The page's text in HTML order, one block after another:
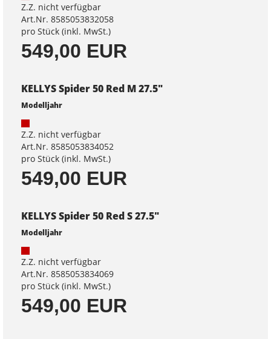
Z.Z. nicht verfügbar
Art.Nr. 8585053832058
pro Stück (inkl. MwSt.)
549,00 EUR
KELLYS Spider 50 Red M 27.5"
Modelljahr
Z.Z. nicht verfügbar
Art.Nr. 8585053834052
pro Stück (inkl. MwSt.)
549,00 EUR
KELLYS Spider 50 Red S 27.5"
Modelljahr
Z.Z. nicht verfügbar
Art.Nr. 8585053834069
pro Stück (inkl. MwSt.)
549,00 EUR